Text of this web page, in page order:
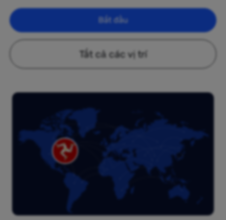
Bắt đầu
Tất cả các vị trí